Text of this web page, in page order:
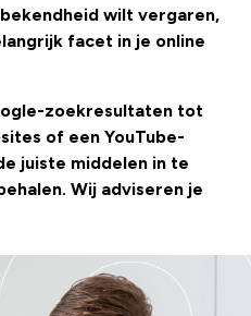
wilt vergaren,
facet in je online
zoekresultaten tot
of een YouTube-
juiste middelen in te
Wij adviseren je